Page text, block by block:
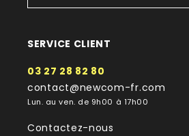
SERVICE CLIENT
03 27 28 82 80
contact@newcom-fr.com
Lun. au ven. de 9h00 à 17h00
Contactez-nous